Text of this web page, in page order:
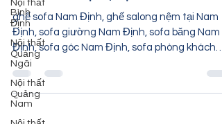
Nội thất
Bình
Định
Nội thất
Quảng
Ngãi
Nội thất
Quảng
Nam
Ghế sofa Nam Định | Sofa phòng
khách Nam Định | Nội thất Linco
ghế sofa Nam Định, ghế salong nệm tại Nam
Định, sofa giường Nam Định, sofa băng Nam
Định, sofa góc Nam Định, sofa phòng khách
Nam Định,...